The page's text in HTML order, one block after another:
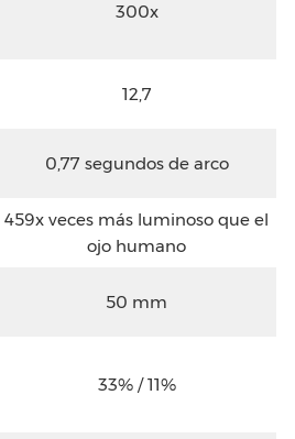
300x
12,7
0,77 segundos de arco
459x veces más luminoso que el
ojo humano
50 mm
33% / 11%